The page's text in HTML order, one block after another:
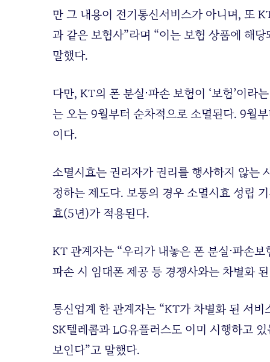
만 그 내용이 전기통신서비스가 아니며, 또
과 같은 보험사”라며 “이는 보험 상품에 해
말했다.
다만, KT의 폰 분실⋅파손 보험이 ‘보험’이
는 오는 9월부터 순차적으로 소멸된다. 9월
이다.
소멸시효는 권리자가 권리를 행사하지 않는
정하는 제도다. 보통의 경우 소멸시효 성립
효(5년)가 적용된다.
KT 관계자는 “우리가 내놓은 폰 분실⋅파손
파손 시 임대폰 제공 등 경쟁사와는 차별화
통신업계 한 관계자는 “KT가 차별화 된 서
SK텔레콤과 LG유플러스도 이미 시행하고
보인다”고 말했다.